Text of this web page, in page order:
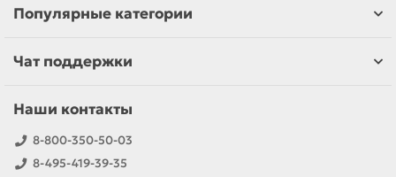
Популярные категории
Чат поддержки
Наши контакты
8-800-350-50-03
8-495-419-39-35